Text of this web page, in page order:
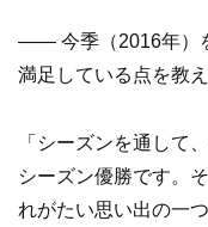
—— 今季（2016年）
満足している点を教
「シーズンを通して
シーズン優勝です。
れがたい思い出の一